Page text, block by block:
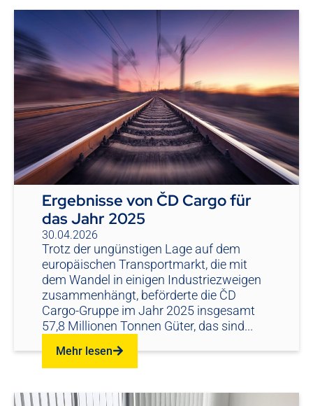
Ergebnisse von ČD Cargo für
das Jahr 2025
30.04.2026
Trotz der ungünstigen Lage auf dem
europäischen Transportmarkt, die mit
dem Wandel in einigen Industriezweigen
zusammenhängt, beförderte die ČD
Cargo-Gruppe im Jahr 2025 insgesamt
57,8 Millionen Tonnen Güter, das sind...
Mehr lesen